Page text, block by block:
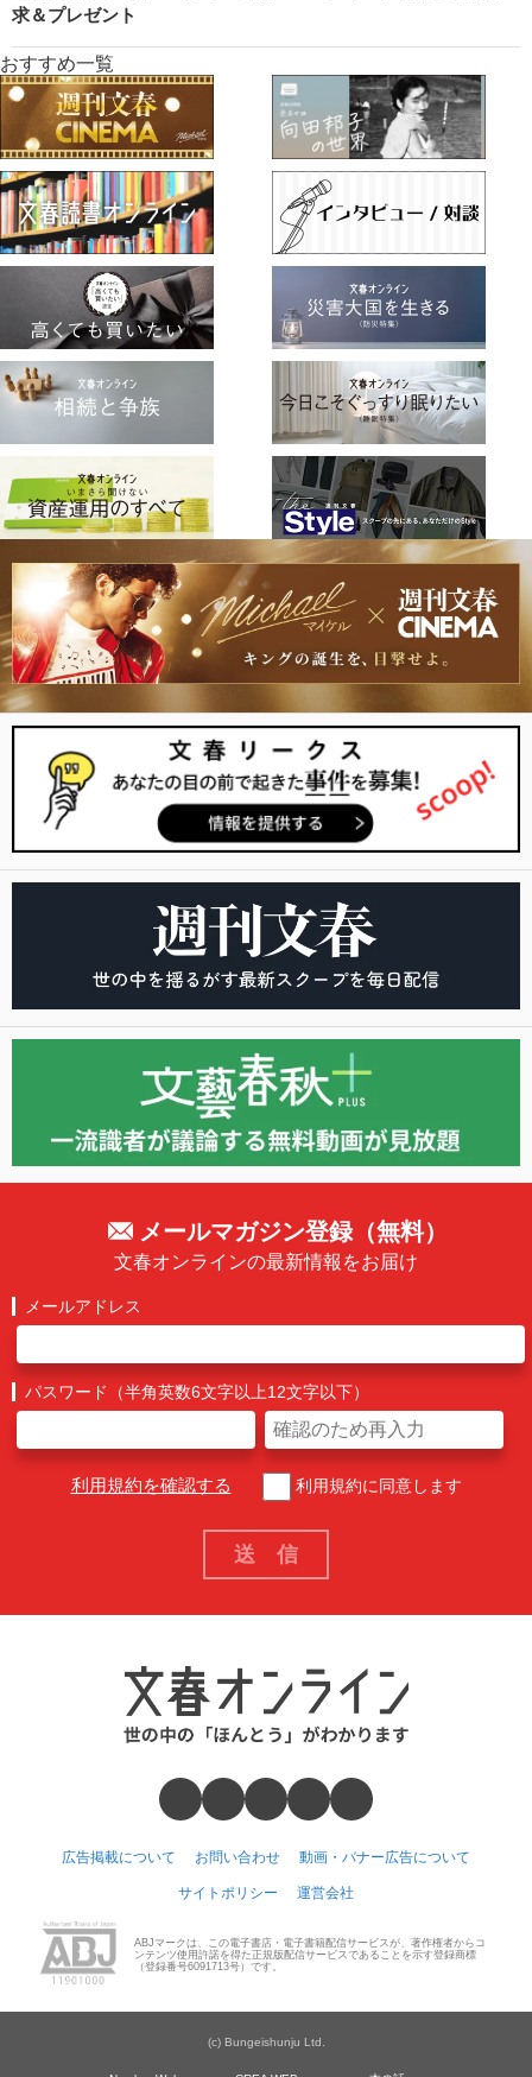
求＆プレゼント
おすすめ一覧
メールマガジン登録（無料）
文春オンラインの最新情報をお届け
メールアドレス
パスワード（半角英数6文字以上12文字以下）
利用規約を確認する 利用規約に同意します
広告掲載について お問い合わせ 動画・バナー広告について
サイトポリシー 運営会社
ABJマークは、この電子書店・電子書籍配信サービスが、著作権者からコ
ンテンツ使用許諾を得た正規版配信サービスであることを示す登録商標
（登録番号6091713号）です。
(c) Bungeishunju Ltd.